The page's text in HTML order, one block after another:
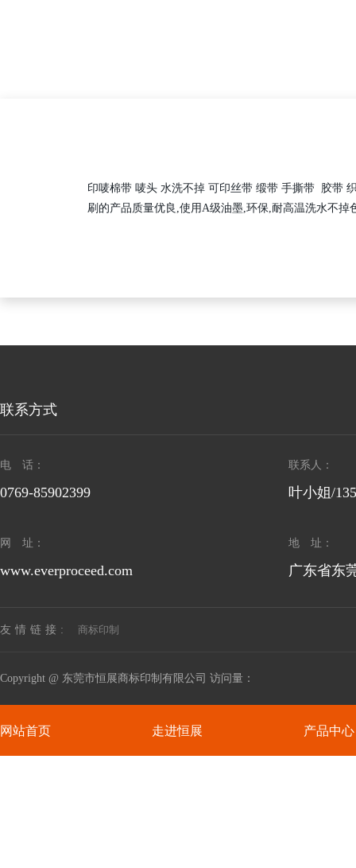
印唛棉带 唛头 水洗不掉 可印丝带 缎带 手撕带 胶带
刷的产品质量优良,使用A级油墨,环保,耐高温洗水不
联系方式
电 话：
0769-85902399
联系人：
叶小姐/
网 址：
www.everproceed.com
地 址：
广东省东
友情链接: 商标印制
Copyright @ 东莞市恒展商标印制有限公司 访问量：
网站首页 走进恒展 产品中心